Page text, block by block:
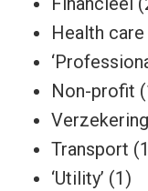
Health
Non-profit
Transport
‘Utility’ (1)